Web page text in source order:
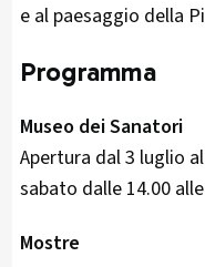
e al paesaggio della
Programma
Museo dei Sanatori
Apertura dal 3 luglio
sabato dalle 14.00
Mostre